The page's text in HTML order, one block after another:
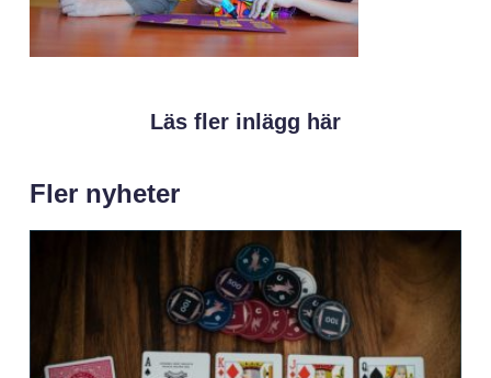
Läs fler inlägg här
Fler nyheter